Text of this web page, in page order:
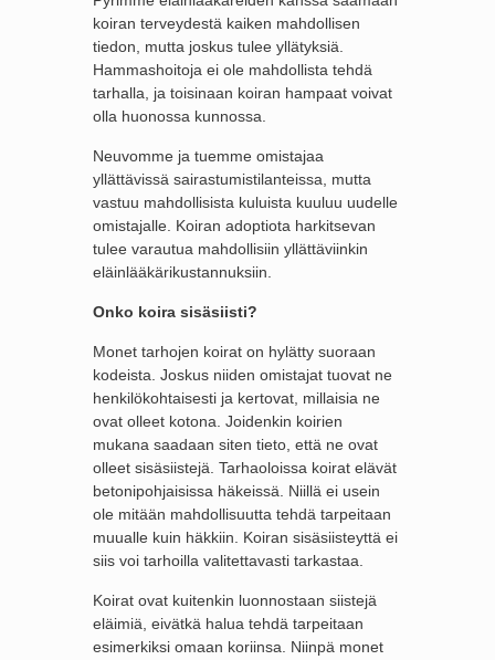
koiran terveydestä kaiken mahdollisen
tiedon, mutta joskus tulee yllätyksiä.
Hammashoitoja ei ole mahdollista tehdä
tarhalla, ja toisinaan koiran hampaat voivat
olla huonossa kunnossa.
Neuvomme ja tuemme omistajaa
yllättävissä sairastumistilanteissa, mutta
vastuu mahdollisista kuluista kuuluu uudelle
omistajalle. Koiran adoptiota harkitsevan
tulee varautua mahdollisiin yllättäviinkin
eläinlääkärikustannuksiin.
Onko koira sisäsiisti?
Monet tarhojen koirat on hylätty suoraan
kodeista. Joskus niiden omistajat tuovat ne
henkilökohtaisesti ja kertovat, millaisia ne
ovat olleet kotona. Joidenkin koirien
mukana saadaan siten tieto, että ne ovat
olleet sisäsiistejä. Tarhaoloissa koirat elävät
betonipohjaisissa häkeissä. Niillä ei usein
ole mitään mahdollisuutta tehdä tarpeitaan
muualle kuin häkkiin. Koiran sisäsiisteyttä ei
siis voi tarhoilla valitettavasti tarkastaa.
Koirat ovat kuitenkin luonnostaan siistejä
eläimiä, eivätkä halua tehdä tarpeitaan
esimerkiksi omaan koriinsa. Niinpä monet